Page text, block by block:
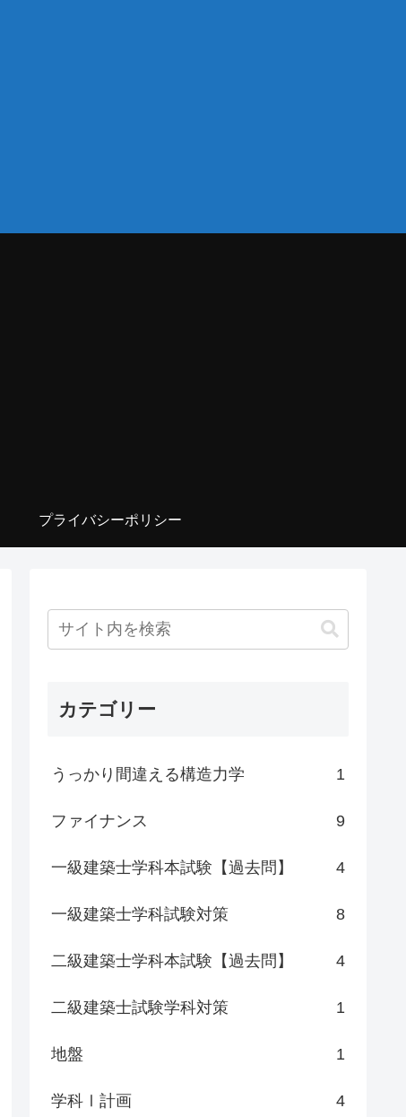
プライバシーポリシー
カテゴリー
うっかり間違える構造力学 1
ファイナンス 9
一級建築士学科本試験【過去問】 4
一級建築士学科試験対策 8
二級建築士学科本試験【過去問】 4
二級建築士試験学科対策 1
地盤 1
学科Ⅰ計画 4